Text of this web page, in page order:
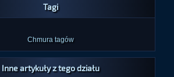
Tagi
Chmura tagów
Inne artykuły z tego działu